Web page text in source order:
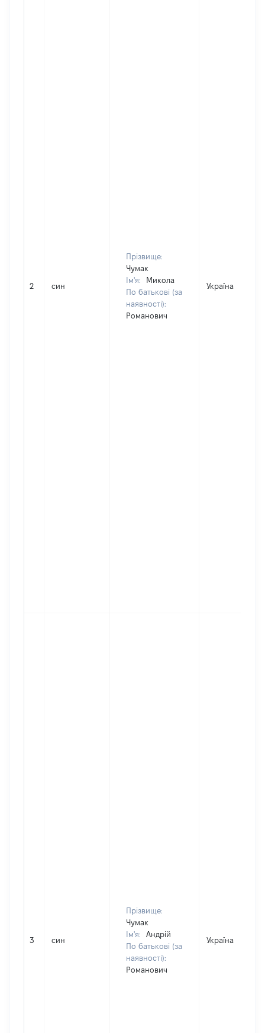
2 син
Прізвище:
Чумак
Ім'я:
Микола
По батькові (за
наявності):
Романович
Україна
3 син
Прізвище:
Чумак
Ім'я:
Андрій
По батькові (за
наявності):
Романович
Україна